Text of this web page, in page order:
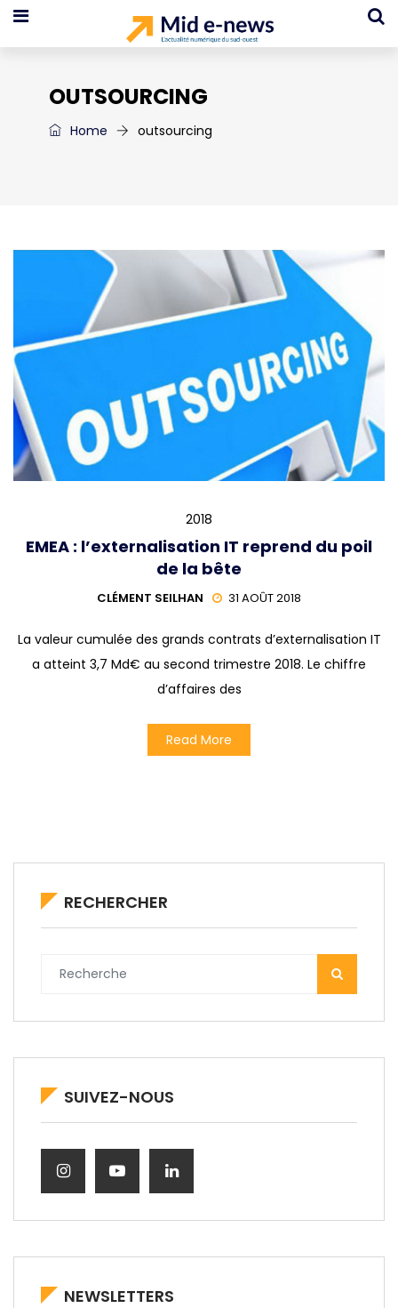
OUTSOURCING
Home outsourcing
2018
EMEA : l’externalisation IT reprend du poil
de la bête
CLÉMENT SEILHAN 31 AOÛT 2018
La valeur cumulée des grands contrats d’externalisation IT
a atteint 3,7 Md€ au second trimestre 2018. Le chiffre
d’affaires des
Read More
RECHERCHER
SUIVEZ-NOUS
NEWSLETTERS